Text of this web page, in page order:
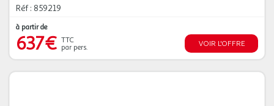
Réf : 859219
à partir de
637€ TTC
par pers.
VOIR L'OFFRE